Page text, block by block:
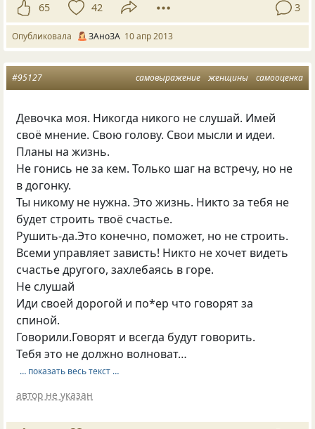
65 42 3
Опубликовала ЗАноЗА 10 апр 2013
самовыражение женщины самооценка
#95127
Девочка моя. Никогда никого не слушай. Имей
своё мнение. Свою голову. Свои мысли и идеи.
Планы на жизнь.
Не гонись не за кем. Только шаг на встречу, но не
в догонку.
Ты никому не нужна. Это жизнь. Никто за тебя не
будет строить твоё счастье.
Рушить-да.Это конечно, поможет, но не строить.
Всеми управляет зависть! Никто не хочет видеть
счастье другого, захлебаясь в горе.
Не слушай
Иди своей дорогой и по*ер что говорят за
спиной.
Говорили.Говорят и всегда будут говорить.
Тебя это не должно волноват…
… показать весь текст …
автор не указан